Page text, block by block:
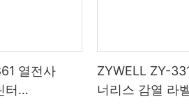
열전사
터
ZYWELL ZY-
너리스 감열 라